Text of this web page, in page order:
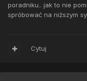
poradniku.. jak to nie
spróbować na niższym
Cytuj